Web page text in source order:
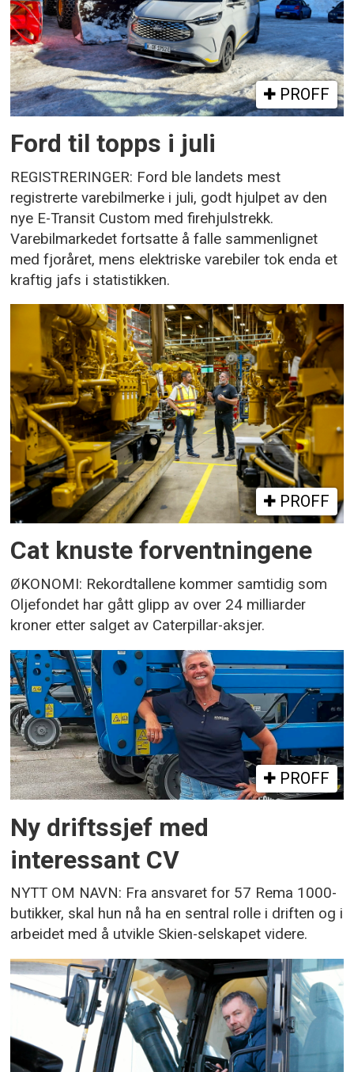
PROFF
Ford til topps i juli
REGISTRERINGER: Ford ble landets mest
registrerte varebilmerke i juli, godt hjulpet av den
nye E-Transit Custom med firehjulstrekk.
Varebilmarkedet fortsatte å falle sammenlignet
med fjoråret, mens elektriske varebiler tok enda et
kraftig jafs i statistikken.
PROFF
Cat knuste forventningene
ØKONOMI: Rekordtallene kommer samtidig som
Oljefondet har gått glipp av over 24 milliarder
kroner etter salget av Caterpillar-aksjer.
PROFF
Ny driftssjef med
interessant CV
NYTT OM NAVN: Fra ansvaret for 57 Rema 1000-
butikker, skal hun nå ha en sentral rolle i driften og i
arbeidet med å utvikle Skien-selskapet videre.